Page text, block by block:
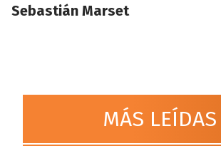
Sebastián Marset
MÁS LEÍDAS